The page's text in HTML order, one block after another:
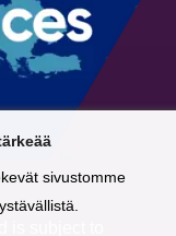
is subject to
sivustomme